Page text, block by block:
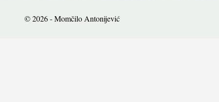
© 2026 - Momčilo Antonijević